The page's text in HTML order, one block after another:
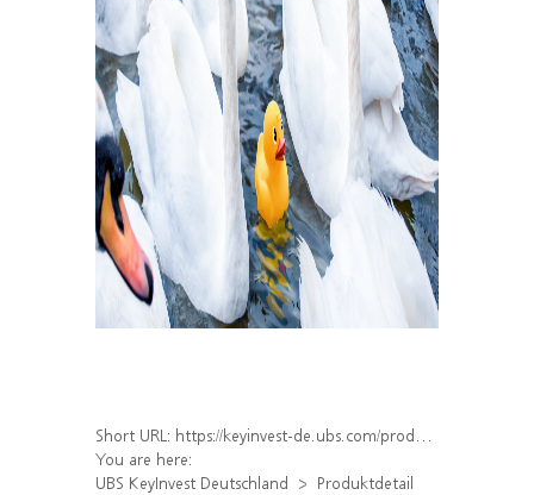
Short URL: https://keyinvest-de.ubs.com/produkt/detail/index/isin/DE000WA43JU8
You are here:
UBS KeyInvest Deutschland
Produktdetail